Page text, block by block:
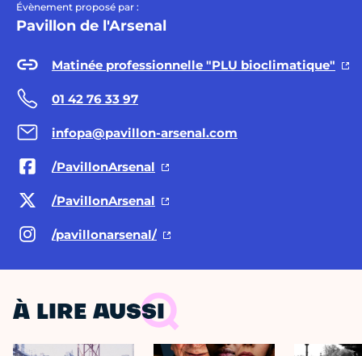
Évènement proposé par :
Pavillon de l'Arsenal
Matinée professionnelle "PLU bioclimatique"
01 42 76 33 97
infopa@pavillon-arsenal.com
/PavillonArsenal
/PavillonArsenal
/pavillonarsenal/
À LIRE AUSSI